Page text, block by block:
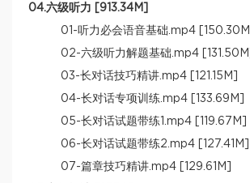
04.六级听力 [913.34M]
01-听力必会语音基础.mp4 [150.30M]
02-六级听力解题基础.mp4 [131.50M]
03-长对话技巧精讲.mp4 [121.15M]
04-长对话专项训练.mp4 [133.69M]
05-长对话试题带练1.mp4 [119.67M]
06-长对话试题带练2.mp4 [127.41M]
07-篇章技巧精讲.mp4 [129.61M]